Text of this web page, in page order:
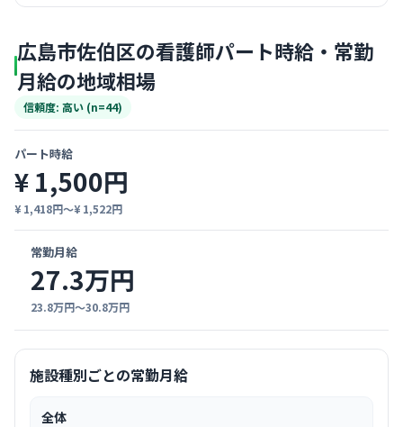
広島市佐伯区の看護師パート時給・常勤
月給の地域相場
信頼度: 高い (n=44)
パート時給
¥ 1,500円
¥ 1,418円〜¥ 1,522円
常勤月給
27.3万円
23.8万円〜30.8万円
施設種別ごとの常勤月給
全体